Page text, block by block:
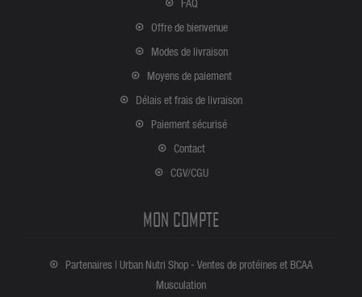
FAQ
Offre de bienvenue
Modes de livraison
Moyens de paiement
Délais et frais de livraison
Paiement sécurisé
Contact
CGV/CGU
MON COMPTE
Partenaires | Urban Nutri Shop - Ventes de protéines et BCAA
Musculation